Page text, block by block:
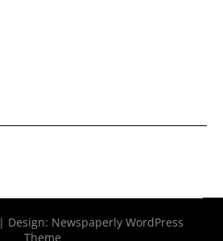
| Design: Newspaperly WordPress
Theme